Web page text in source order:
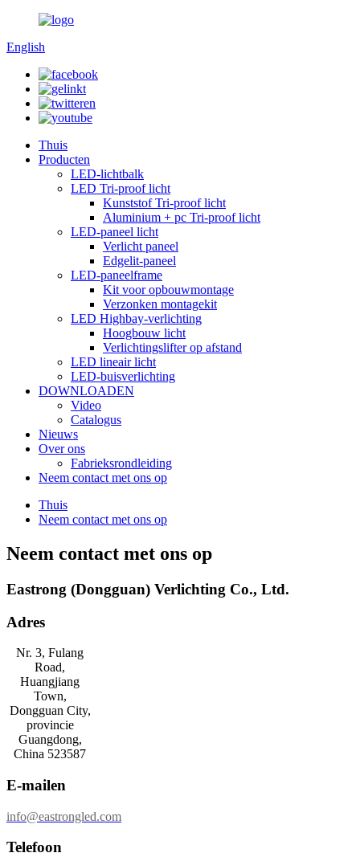
English
Thuis
Producten
LED-lichtbalk
LED Tri-proof licht
Kunststof Tri-proof licht
Aluminium + pc Tri-proof licht
LED-paneel licht
Verlicht paneel
Edgelit-paneel
LED-paneelframe
Kit voor opbouwmontage
Verzonken montagekit
LED Highbay-verlichting
Hoogbouw licht
Verlichtingslifter op afstand
LED lineair licht
LED-buisverlichting
DOWNLOADEN
Video
Catalogus
Nieuws
Over ons
Fabrieksrondleiding
Neem contact met ons op
Thuis
Neem contact met ons op
Neem contact met ons op
Eastrong (Dongguan) Verlichting Co., Ltd.
Adres
Nr. 3, Fulang
Road,
Huangjiang
Town,
Dongguan City,
provincie
Guangdong,
China 523587
E-mailen
info@eastrongled.com
Telefoon